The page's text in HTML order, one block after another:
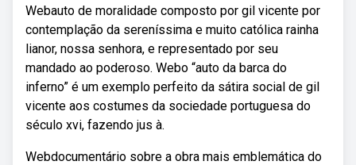
Webauto de moralidade composto por gil vicente por
contemplação da sereníssima e muito católica rainha
lianor, nossa senhora, e representado por seu
mandado ao poderoso. Webo “auto da barca do
inferno” é um exemplo perfeito da sátira social de gil
vicente aos costumes da sociedade portuguesa do
século xvi, fazendo jus à.
Webdocumentário sobre a obra mais emblemática do